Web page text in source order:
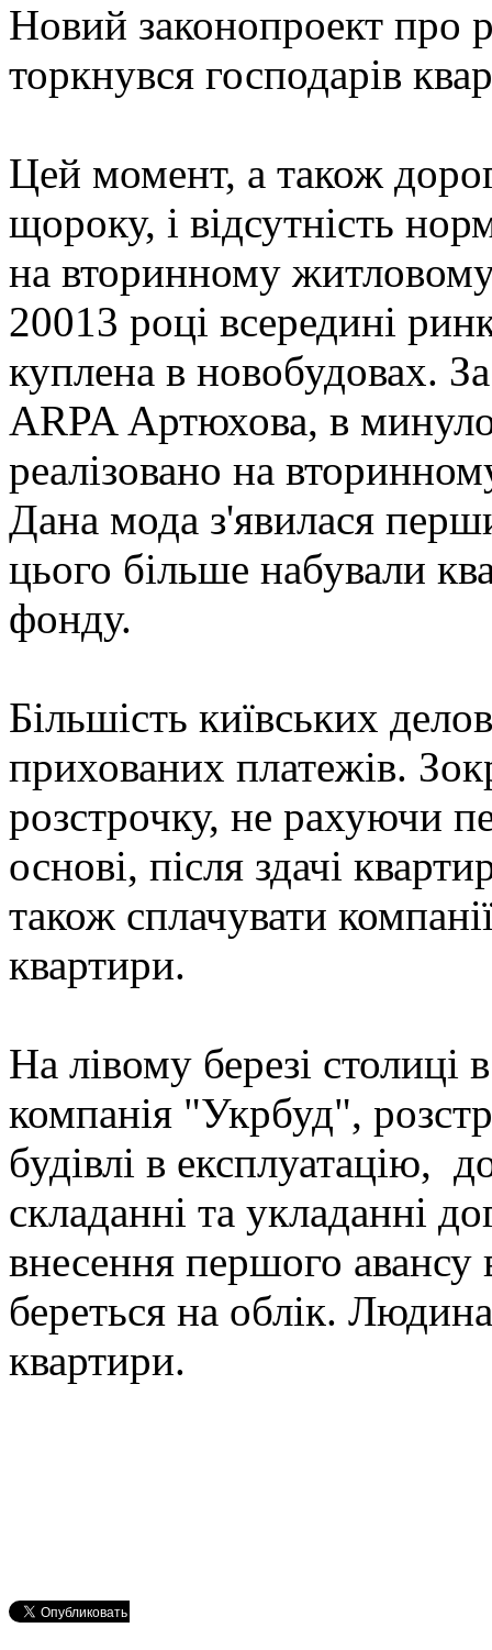
Новий законопроект про
торкнувся господарів
Цей момент, а також
щороку, і відсутність
на вторинному
20013 році всередині
куплена в новобудовах.
ARPA Артюхова, в
реалізовано на
Дана мода з'явилася
цього більше набували
фонду.
Більшість київських
прихованих платежів.
розстрочку, не рахуючи
основі, після здачі
також сплачувати
квартири.
На лівому березі
компанія "Укрбуд",
будівлі в експлуатацію,
складанні та укладанні
внесення першого авансу
береться на облік.
квартири.